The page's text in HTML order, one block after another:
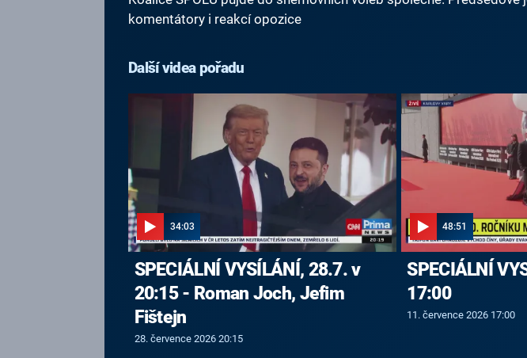
komentátory i reakcí opozice
Další videa pořadu
34:03
SPECIÁLNÍ VYSÍLÁNÍ, 28.7. v
20:15 - Roman Joch, Jefim
Fištejn
28. července 2026 20:15
48:51
SPECIÁLNÍ
17:00
11. července 2026 17:00